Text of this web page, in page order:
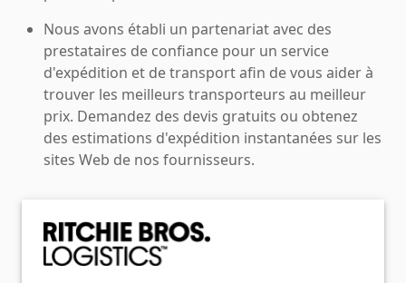
Nous avons établi un partenariat avec des
prestataires de confiance pour un service
d'expédition et de transport afin de vous aider à
trouver les meilleurs transporteurs au meilleur
prix. Demandez des devis gratuits ou obtenez
des estimations d'expédition instantanées sur les
sites Web de nos fournisseurs.